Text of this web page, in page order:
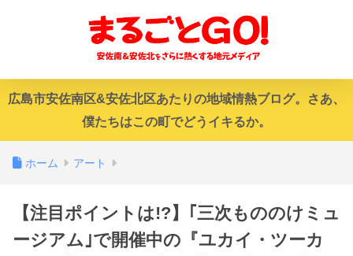
広島市安佐南区&安佐北区あたりの地域情熱ブログ。さあ、
僕たちはこの町でどうイキるか。
ホーム アート
【注目ポイントは!?】｢三次もののけミュ
ージアム｣で開催中の『ユカイ・ツーカ